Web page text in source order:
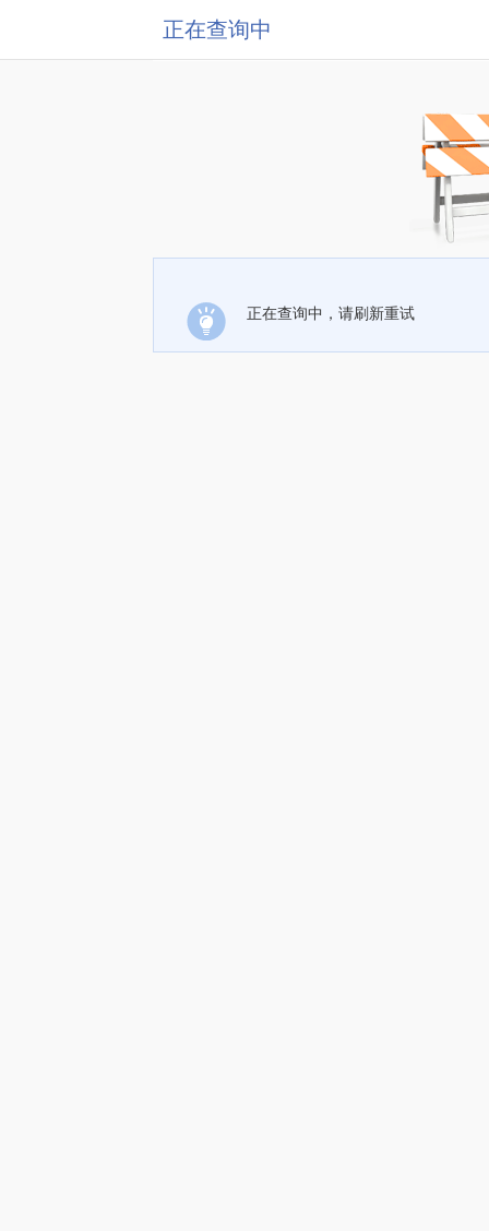
正在查询中
正在查询中，请刷新重试